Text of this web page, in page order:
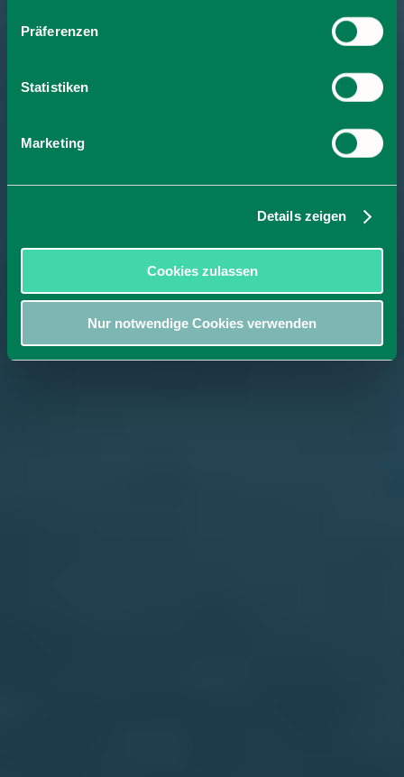
Präferenzen
Statistiken
Marketing
Details zeigen
Cookies zulassen
Nur notwendige Cookies verwenden